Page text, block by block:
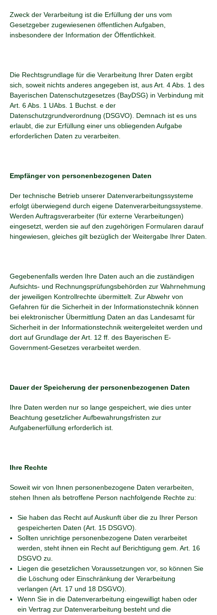
Zweck der Verarbeitung ist die Erfüllung der uns vom
Gesetzgeber zugewiesenen öffentlichen Aufgaben,
insbesondere der Information der Öffentlichkeit.
Die Rechtsgrundlage für die Verarbeitung Ihrer Daten ergibt
sich, soweit nichts anderes angegeben ist, aus Art. 4 Abs. 1 des
Bayerischen Datenschutzgesetzes (BayDSG) in Verbindung mit
Art. 6 Abs. 1 UAbs. 1 Buchst. e der
Datenschutzgrundverordnung (DSGVO). Demnach ist es uns
erlaubt, die zur Erfüllung einer uns obliegenden Aufgabe
erforderlichen Daten zu verarbeiten.
Empfänger von personenbezogenen Daten
Der technische Betrieb unserer Datenverarbeitungssysteme
erfolgt überwiegend durch eigene Datenverarbeitungssysteme.
Werden Auftragsverarbeiter (für externe Verarbeitungen)
eingesetzt, werden sie auf den zugehörigen Formularen darauf
hingewiesen, gleiches gilt bezüglich der Weitergabe Ihrer Daten.
Gegebenenfalls werden Ihre Daten auch an die zuständigen
Aufsichts- und Rechnungsprüfungsbehörden zur Wahrnehmung
der jeweiligen Kontrollrechte übermittelt. Zur Abwehr von
Gefahren für die Sicherheit in der Informationstechnik können
bei elektronischer Übermittlung Daten an das Landesamt für
Sicherheit in der Informationstechnik weitergeleitet werden und
dort auf Grundlage der Art. 12 ff. des Bayerischen E-
Government-Gesetzes verarbeitet werden.
Dauer der Speicherung der personenbezogenen Daten
Ihre Daten werden nur so lange gespeichert, wie dies unter
Beachtung gesetzlicher Aufbewahrungsfristen zur
Aufgabenerfüllung erforderlich ist.
Ihre Rechte
Soweit wir von Ihnen personenbezogene Daten verarbeiten,
stehen Ihnen als betroffene Person nachfolgende Rechte zu:
Sie haben das Recht auf Auskunft über die zu Ihrer Person
gespeicherten Daten (Art. 15 DSGVO).
Sollten unrichtige personenbezogene Daten verarbeitet
werden, steht ihnen ein Recht auf Berichtigung gem. Art. 16
DSGVO zu.
Liegen die gesetzlichen Voraussetzungen vor, so können Sie
die Löschung oder Einschränkung der Verarbeitung
verlangen (Art. 17 und 18 DSGVO).
Wenn Sie in die Datenverarbeitung eingewilligt haben oder
ein Vertrag zur Datenverarbeitung besteht und die